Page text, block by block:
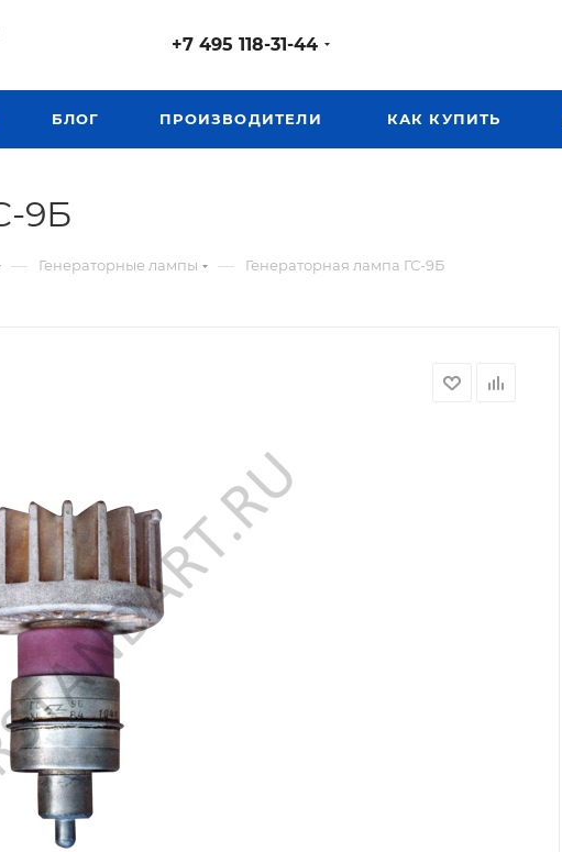
+7 495 118-31-44
БЛОГ ПРОИЗВОДИТЕЛИ КАК КУПИТЬ
9Б
— Генераторные лампы — Генераторная лампа ГС-9Б